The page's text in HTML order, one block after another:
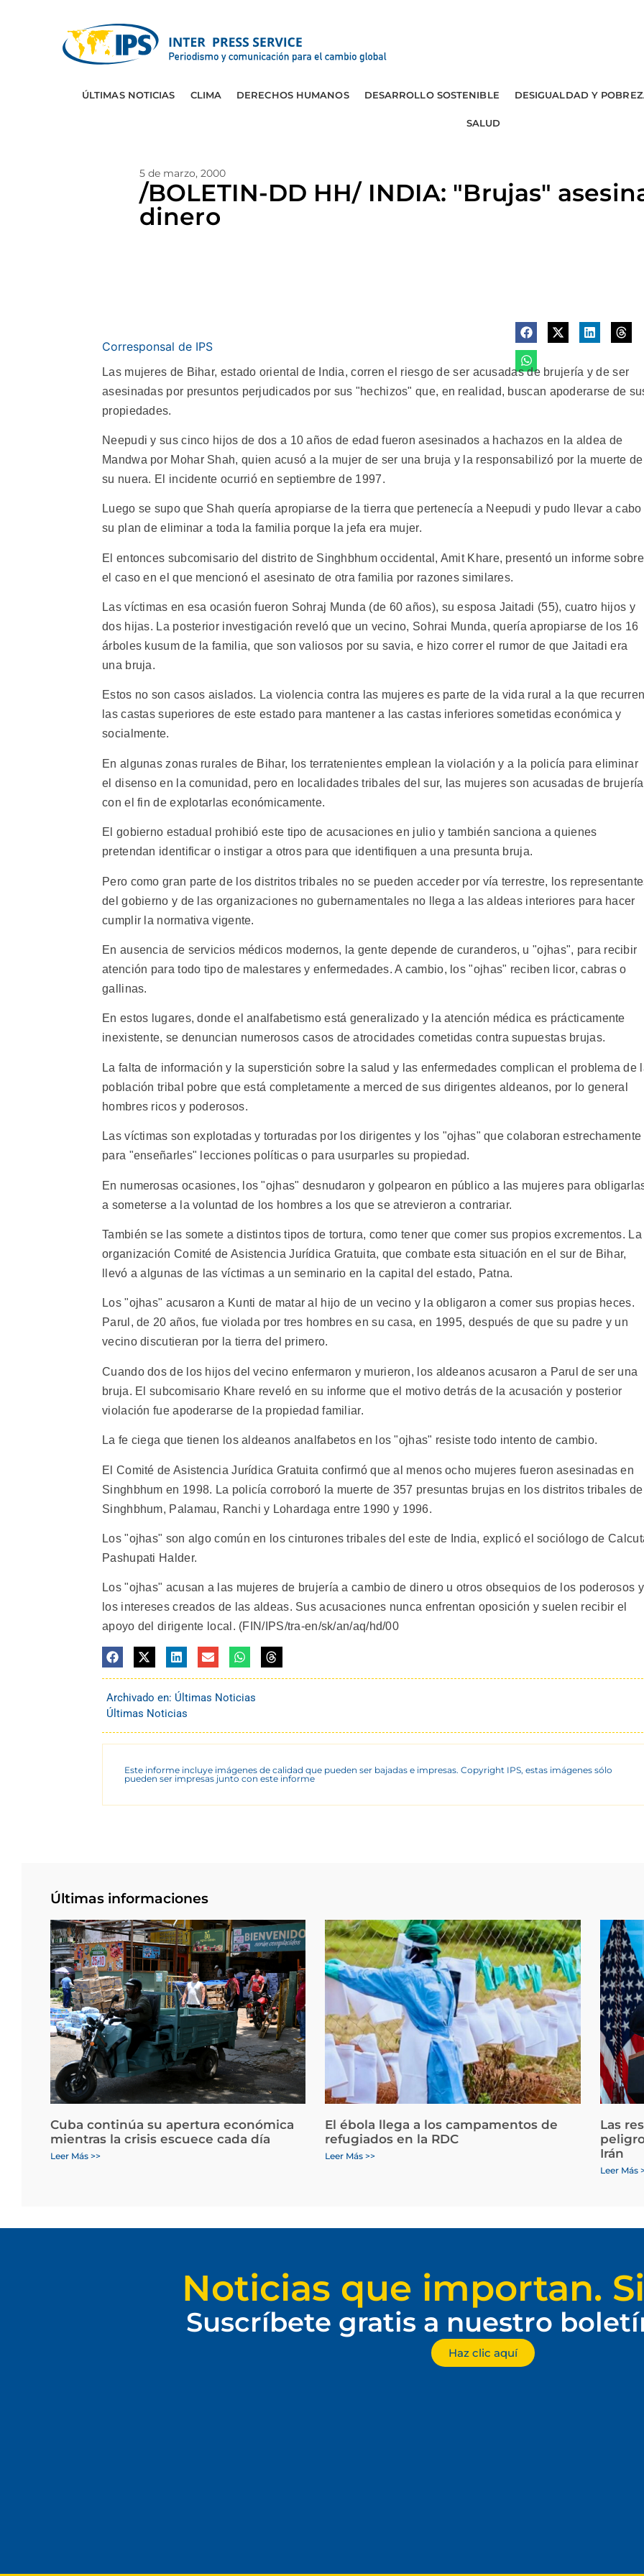
ÚLTIMAS NOTICIAS CLIMA DERECHOS HUMANOS DESARROLLO SOSTENIBLE DESIGUALDAD Y
SALUD
5 de marzo, 2000
/BOLETIN-DD HH/ INDIA: "Brujas"
dinero
Corresponsal de IPS
Las mujeres de Bihar, estado oriental de India, corren el riesgo de ser acusadas de brujería y de ser
asesinadas por presuntos perjudicados por sus "hechizos" que, en realidad, buscan apoderarse de
propiedades.
Neepudi y sus cinco hijos de dos a 10 años de edad fueron asesinados a hachazos en la aldea de
Mandwa por Mohar Shah, quien acusó a la mujer de ser una bruja y la responsabilizó por la muerte de
su nuera. El incidente ocurrió en septiembre de 1997.
Luego se supo que Shah quería apropiarse de la tierra que pertenecía a Neepudi y pudo llevar a cabo
su plan de eliminar a toda la familia porque la jefa era mujer.
El entonces subcomisario del distrito de Singhbhum occidental, Amit Khare, presentó un informe sobre
el caso en el que mencionó el asesinato de otra familia por razones similares.
Las víctimas en esa ocasión fueron Sohraj Munda (de 60 años), su esposa Jaitadi (55), cuatro hijos y
dos hijas. La posterior investigación reveló que un vecino, Sohrai Munda, quería apropiarse de los 16
árboles kusum de la familia, que son valiosos por su savia, e hizo correr el rumor de que Jaitadi era
una bruja.
Estos no son casos aislados. La violencia contra las mujeres es parte de la vida rural a la que
las castas superiores de este estado para mantener a las castas inferiores sometidas económica y
socialmente.
En algunas zonas rurales de Bihar, los terratenientes emplean la violación y a la policía para eliminar
el disenso en la comunidad, pero en localidades tribales del sur, las mujeres son acusadas de brujería
con el fin de explotarlas económicamente.
El gobierno estadual prohibió este tipo de acusaciones en julio y también sanciona a quienes
pretendan identificar o instigar a otros para que identifiquen a una presunta bruja.
Pero como gran parte de los distritos tribales no se pueden acceder por vía terrestre, los
del gobierno y de las organizaciones no gubernamentales no llega a las aldeas interiores para hacer
cumplir la normativa vigente.
En ausencia de servicios médicos modernos, la gente depende de curanderos, u "ojhas", para recibir
atención para todo tipo de malestares y enfermedades. A cambio, los "ojhas" reciben licor, cabras o
gallinas.
En estos lugares, donde el analfabetismo está generalizado y la atención médica es prácticamente
inexistente, se denuncian numerosos casos de atrocidades cometidas contra supuestas brujas.
La falta de información y la superstición sobre la salud y las enfermedades complican el problema de
población tribal pobre que está completamente a merced de sus dirigentes aldeanos, por lo general
hombres ricos y poderosos.
Las víctimas son explotadas y torturadas por los dirigentes y los "ojhas" que colaboran estrechamente
para "enseñarles" lecciones políticas o para usurparles su propiedad.
En numerosas ocasiones, los "ojhas" desnudaron y golpearon en público a las mujeres para
a someterse a la voluntad de los hombres a los que se atrevieron a contrariar.
También se las somete a distintos tipos de tortura, como tener que comer sus propios excrementos. La
organización Comité de Asistencia Jurídica Gratuita, que combate esta situación en el sur de Bihar,
llevó a algunas de las víctimas a un seminario en la capital del estado, Patna.
Los "ojhas" acusaron a Kunti de matar al hijo de un vecino y la obligaron a comer sus propias heces.
Parul, de 20 años, fue violada por tres hombres en su casa, en 1995, después de que su padre y un
vecino discutieran por la tierra del primero.
Cuando dos de los hijos del vecino enfermaron y murieron, los aldeanos acusaron a Parul de ser una
bruja. El subcomisario Khare reveló en su informe que el motivo detrás de la acusación y posterior
violación fue apoderarse de la propiedad familiar.
La fe ciega que tienen los aldeanos analfabetos en los "ojhas" resiste todo intento de cambio.
El Comité de Asistencia Jurídica Gratuita confirmó que al menos ocho mujeres fueron asesinadas en
Singhbhum en 1998. La policía corroboró la muerte de 357 presuntas brujas en los distritos tribales de
Singhbhum, Palamau, Ranchi y Lohardaga entre 1990 y 1996.
Los "ojhas" son algo común en los cinturones tribales del este de India, explicó el sociólogo de
Pashupati Halder.
Los "ojhas" acusan a las mujeres de brujería a cambio de dinero u otros obsequios de los poderosos y
los intereses creados de las aldeas. Sus acusaciones nunca enfrentan oposición y suelen recibir el
apoyo del dirigente local. (FIN/IPS/tra-en/sk/an/aq/hd/00
Archivado en: Últimas Noticias
Últimas Noticias
Este informe incluye imágenes de calidad que pueden ser bajadas e impresas. Copyright IPS, estas imágenes sólo
pueden ser impresas junto con este informe
Últimas informaciones
Cuba continúa su apertura económica
mientras la crisis escuece cada día
Leer Más >>
El ébola llega a los campamentos de
refugiados en la RDC
Leer Más >>
Las
Irán
Leer Más
Noticias que importan.
Suscríbete gratis a nuestro
Haz clic aquí